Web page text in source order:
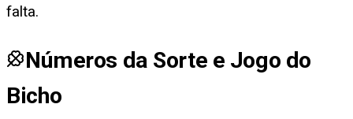
falta.
Números da Sorte e Jogo do
Bicho